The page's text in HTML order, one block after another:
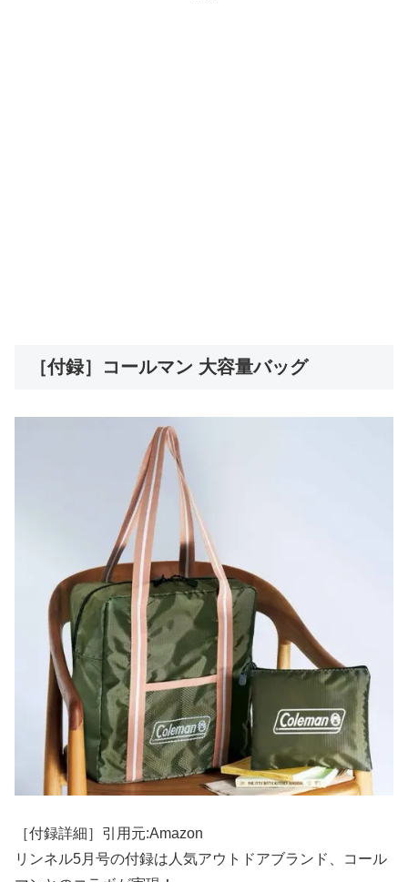
［付録］コールマン 大容量バッグ
［付録詳細］引用元:Amazon
リンネル5月号の付録は人気アウトドアブランド、コール